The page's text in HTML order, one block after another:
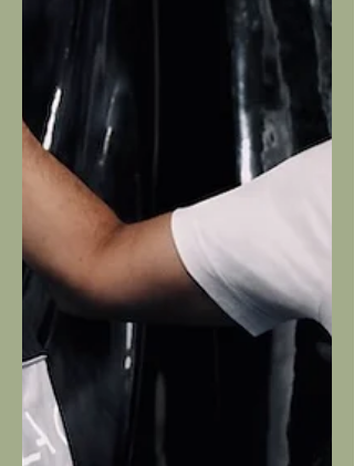
di quel periodo e che, attraverso una